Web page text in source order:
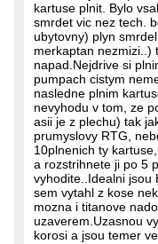
kartuse plnit. Bylo
smrdet vic nez tech.
ubytovny) plyn
merkaptan nezmizi..)
napad.Nejdrive si
pumpach cistym
nasledne plnim
nevyhodu v tom, ze
asii je z plechu) tak
prumyslovy RTG,
10plnenich ty
a rozstrihnete ji po 5
vyhodite..Idealni jsou
sem vytahl z kose
mozna i titanove
uzaverem.Uzasnou
korosi a jsou temer